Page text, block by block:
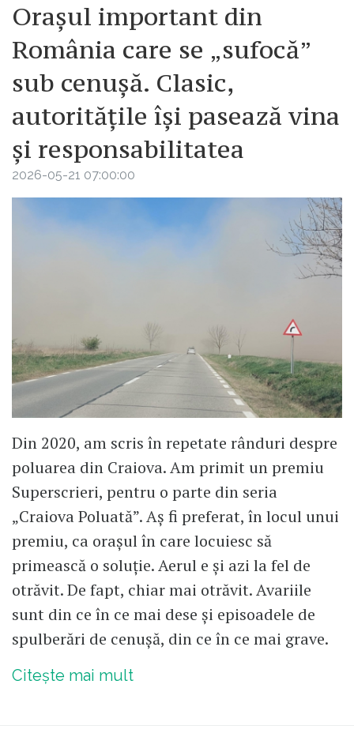
Orașul important din
România care se „sufocă”
sub cenușă. Clasic,
autoritățile își pasează vina
și responsabilitatea
2026-05-21 07:00:00
Din 2020, am scris în repetate rânduri despre
poluarea din Craiova. Am primit un premiu
Superscrieri, pentru o parte din seria
„Craiova Poluată”. Aș fi preferat, în locul unui
premiu, ca orașul în care locuiesc să
primească o soluție. Aerul e și azi la fel de
otrăvit. De fapt, chiar mai otrăvit. Avariile
sunt din ce în ce mai dese și episoadele de
spulberări de cenușă, din ce în ce mai grave.
Citește mai mult